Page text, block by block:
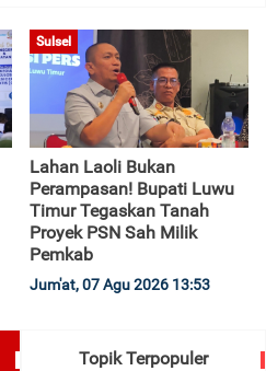
Sulsel
Lahan Laoli Bukan
Perampasan! Bupati Luwu
Timur Tegaskan Tanah
Proyek PSN Sah Milik
Pemkab
Jum'at, 07 Agu 2026 13:53
Topik Terpopuler